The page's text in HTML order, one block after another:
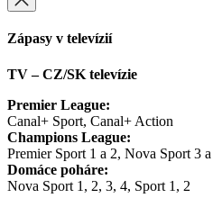
Zápasy v televízií
TV – CZ/SK televízie
Premier League:
Canal+ Sport, Canal+ Action
Champions League:
Premier Sport 1 a 2, Nova Sport 3
Domáce poháre:
Nova Sport 1, 2, 3, 4, Sport 1, 2